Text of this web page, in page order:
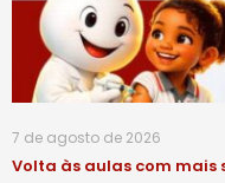
7 de agosto de 2026
Volta às aulas com mais